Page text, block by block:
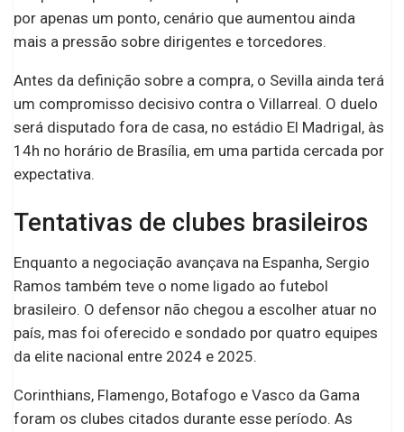
por apenas um ponto, cenário que aumentou ainda
mais a pressão sobre dirigentes e torcedores.
Antes da definição sobre a compra, o Sevilla ainda terá
um compromisso decisivo contra o Villarreal. O duelo
será disputado fora de casa, no estádio El Madrigal, às
14h no horário de Brasília, em uma partida cercada por
expectativa.
Tentativas de clubes brasileiros
Enquanto a negociação avançava na Espanha, Sergio
Ramos também teve o nome ligado ao futebol
brasileiro. O defensor não chegou a escolher atuar no
país, mas foi oferecido e sondado por quatro equipes
da elite nacional entre 2024 e 2025.
Corinthians, Flamengo, Botafogo e Vasco da Gama
foram os clubes citados durante esse período. As